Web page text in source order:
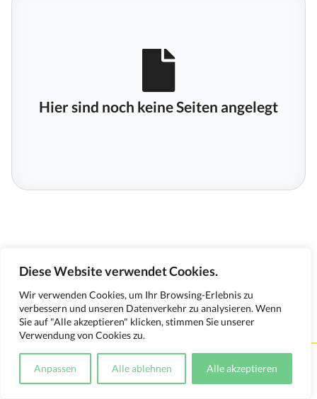
Diese Website verwendet Cookies.
Wir verwenden Cookies, um Ihr Browsing-Erlebnis zu
verbessern und unseren Datenverkehr zu analysieren. Wenn
Sie auf "Alle akzeptieren" klicken, stimmen Sie unserer
Verwendung von Cookies zu.
Anpassen Alle ablehnen Alle akzeptieren
Hier sind noch keine Seiten angelegt
Kontakt Impressum Datenschutzerklärung
Medienverwendungsnachweis